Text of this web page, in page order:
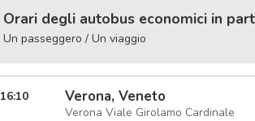
Orari degli autobus economici in
Un passeggero / Un viaggio
16:10 Verona, Veneto
Verona Viale Girolamo Cardinale